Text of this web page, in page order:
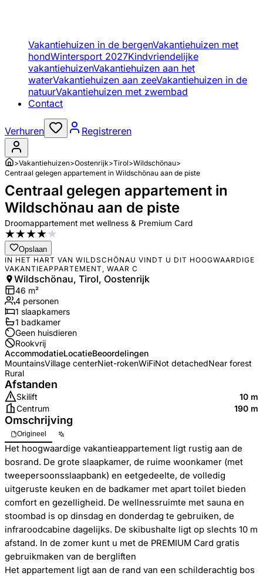
Vakantiehuizen in de bergenVakantiehuizen met
hondWintersport 2027Kindvriendelijke
vakantiehuizenVakantiehuizen aan het
waterVakantiehuizen aan zeeVakantiehuizen in de
natuurVakantiehuizen met zwembad
Contact
Verhuren Registreren
>Vakantiehuizen>Oostenrijk>Tirol>Wildschönau>
Centraal gelegen appartement in Wildschönau aan de piste
Centraal gelegen appartement in
Wildschönau aan de piste
Droomappartement met wellness & Premium Card
★★★★★
Opslaan
IN HET HART VAN WILDSCHÖNAU VINDT U DIT HOOGWAARDIGE
VAKANTIEAPPARTEMENT, WAAR C
Wildschönau, Tirol, Oostenrijk
46 m²
4 personen
1 slaapkamers
1 badkamer
Geen huisdieren
Rookvrij
AccommodatieLocatieBeoordelingen
MountainsVillage centerNiet-rokenWiFiNot detachedNear forest
Rural
Afstanden
Skilift
10 m
Centrum
190 m
Omschrijving
Origineel
Het hoogwaardige vakantieappartement ligt rustig aan de
bosrand. De grote slaapkamer, de ruime woonkamer (met
tweepersoonsslaapbank) en eetgedeelte, de volledig
uitgeruste keuken en de badkamer met apart toilet bieden
comfort en gezelligheid. De wellnessruimte met sauna en
stoombad is op dinsdag en donderdag te gebruiken, de
infraroodcabine dagelijks. De skibushalte ligt op slechts 10 m
afstand. In de zomer kunt u met de PREMIUM Card gratis
gebruikmaken van de bergliften
Het appartement ligt aan de rand van een schilderachtig bos